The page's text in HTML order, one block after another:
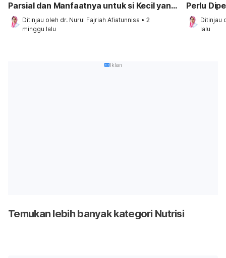
Parsial dan Manfaatnya untuk si Kecil yang
Sensitif?
Ditinjau oleh dr. Nurul Fajriah Afiatunnisa • 2
minggu lalu
Perlu
Ditinjau
lalu
Iklan
Temukan lebih banyak kategori Nutrisi